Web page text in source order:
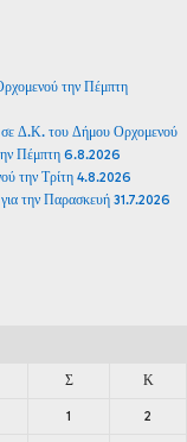
την Πέμπτη
σε Δ.Κ. του Δήμου Ορχομενού
Πέμπτη 6.8.2026
την Τρίτη 4.8.2026
την Παρασκευή 31.7.2026
Σ Κ
1 2